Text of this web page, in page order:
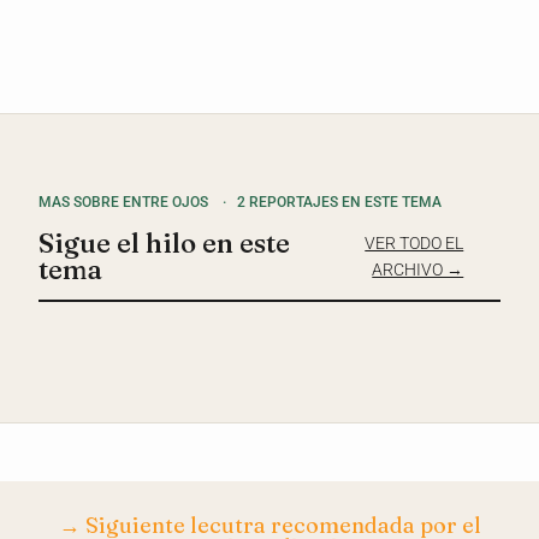
MAS SOBRE ENTRE OJOS · 2 REPORTAJES EN ESTE TEMA
Sigue el hilo en este
tema
VER TODO EL
ARCHIVO →
→ Siguiente lecutra recomendada por el